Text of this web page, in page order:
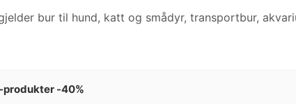
bur til hund, katt og smådyr, transportbur,
produkter -40%